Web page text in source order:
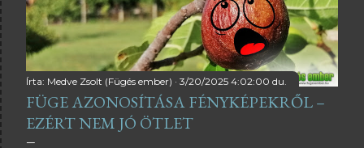
Írta: Medve Zsolt (Fügés ember) 3/20/2025 4:02:00 du.
FÜGE AZONOSÍTÁSA FÉNYKÉPEKRŐL –
EZÉRT NEM JÓ ÖTLET